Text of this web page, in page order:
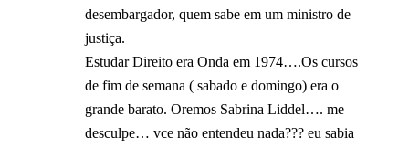
desembargador, quem sabe em um ministro de
justiça.
Estudar Direito era Onda em 1974….Os cursos
de fim de semana ( sabado e domingo) era o
grande barato. Oremos Sabrina Liddel…. me
desculpe… vce não entendeu nada??? eu sabia